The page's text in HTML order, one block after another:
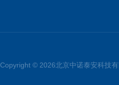
Copyright © 2026北京中诺泰安科技